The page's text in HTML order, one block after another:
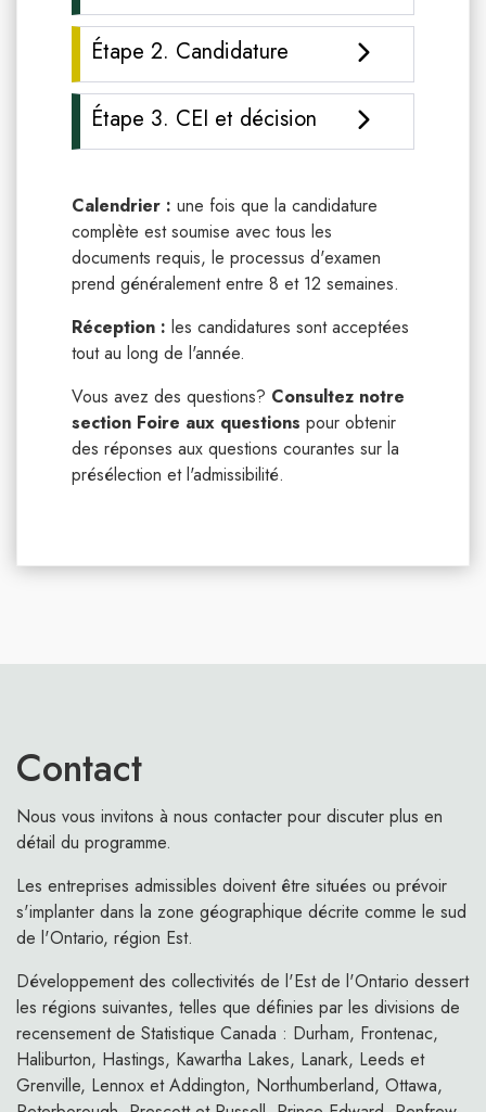
Étape 2. Candidature
Étape 3. CEI et décision
Calendrier : une fois que la candidature
complète est soumise avec tous les
documents requis, le processus d'examen
prend généralement entre 8 et 12 semaines.
Réception : les candidatures sont acceptées
tout au long de l'année.
Vous avez des questions? Consultez notre
section Foire aux questions pour obtenir
des réponses aux questions courantes sur la
présélection et l'admissibilité.
Contact
Nous vous invitons à nous contacter pour discuter plus en
détail du programme.
Les entreprises admissibles doivent être situées ou prévoir
s'implanter dans la zone géographique décrite comme le sud
de l'Ontario, région Est.
Développement des collectivités de l'Est de l'Ontario dessert
les régions suivantes, telles que définies par les divisions de
recensement de Statistique Canada : Durham, Frontenac,
Haliburton, Hastings, Kawartha Lakes, Lanark, Leeds et
Grenville, Lennox et Addington, Northumberland, Ottawa,